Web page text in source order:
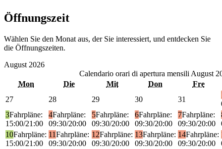
Öffnungszeit
Wählen Sie den Monat aus, der Sie interessiert, und entdecken Sie
die Öffnungszeiten.
August 2026
Calendario orari di apertura mensili August
Mon
Die Mit Don
Fre
27
28 29 30 31
3Fahrpläne:
15:00/21:00
4Fahrpläne:
09:30/20:00
5Fahrpläne:
09:30/20:00
6Fahrpläne:
09:30/20:00
7Fahrpläne:
09:30/20:00
10Fahrpläne:
15:00/21:00
11Fahrpläne:
09:30/20:00
12Fahrpläne:
09:30/20:00
13Fahrpläne:
09:30/20:00
14Fahrpläne:
09:30/20:00